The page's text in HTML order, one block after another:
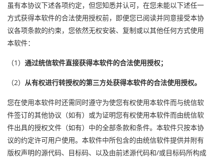
虽有本协议下述各项约定，但您知悉并认可，在您未能以下述任一
方式获得本软件的合法使用授权前，即便您已阅读并同意接受本协
议各项条款的约束，您依然无权安装、复制或以其他任何方式使用
本软件：
（1） 通过统信软件直接获得本软件的合法使用授权；
（2） 从有权进行转授权的第三方处获得本软件的合法使用授权。
您在使用本软件时还需同时遵守为使您有权使用本软件而与统信软
件签订的其他协议（如有）或为证明您有权使用本软件而由统信软
件出具的授权文件（如有）中的全部条款和条件。本软件只按本协
议的约定许可用户使用。本软件中所包含的由统信软件提供并附有
版权声明的源代码、目标码、以及由前述源代码和/或目标码所构成